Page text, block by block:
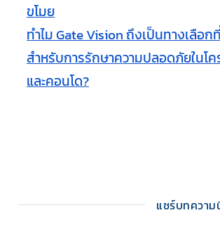
ขโมย
ทำไม Gate Vision ถึงเป็นทางเลือ
สำหรับการรักษาความปลอดภัยในโ
และคอนโด?
แชร์บทความ